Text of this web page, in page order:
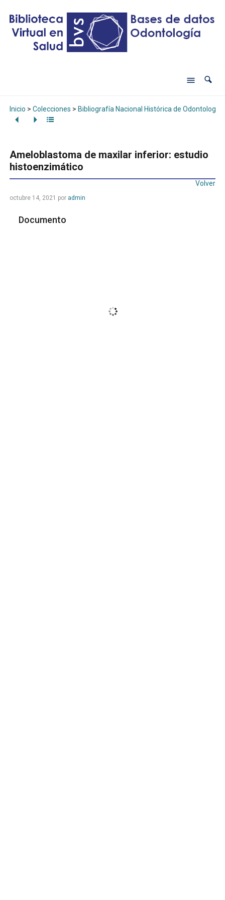
Inicio > Colecciones > Bibliografía Nacional Histórica de Odontología
Ameloblastoma de maxilar inferior: estudio
histoenzimático
Volver
octubre 14, 2021 por admin
Documento